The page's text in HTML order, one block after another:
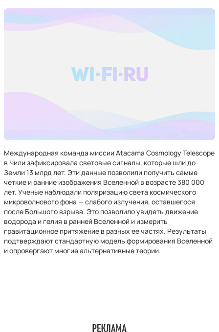
Международная команда миссии Atacama Cosmology Telescope
в Чили зафиксировала световые сигналы, которые шли до
Земли 13 млрд лет. Эти данные позволили получить самые
четкие и ранние изображения Вселенной в возрасте 380 000
лет. Ученые наблюдали поляризацию света космического
микроволнового фона — слабого излучения, оставшегося
после Большого взрыва. Это позволило увидеть движение
водорода и гелия в ранней Вселенной и измерить
гравитационное притяжение в разных ее частях. Результаты
подтверждают стандартную модель формирования Вселенной
и опровергают многие альтернативные теории.